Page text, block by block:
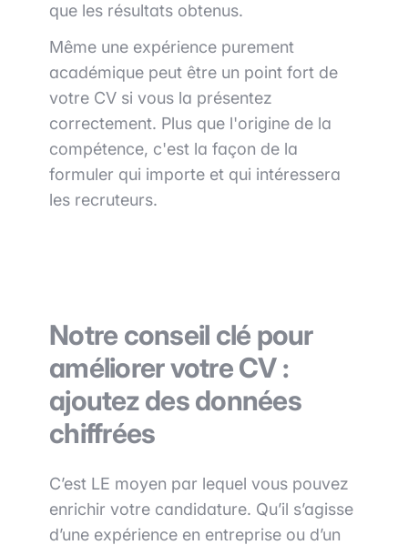
que les résultats obtenus.
Même une expérience purement
académique peut être un point fort de
votre CV si vous la présentez
correctement. Plus que l'origine de la
compétence, c'est la façon de la
formuler qui importe et qui intéressera
les recruteurs.
Notre conseil clé pour
améliorer votre CV :
ajoutez des données
chiffrées
C’est LE moyen par lequel vous pouvez
enrichir votre candidature. Qu’il s’agisse
d’une expérience en entreprise ou d’un